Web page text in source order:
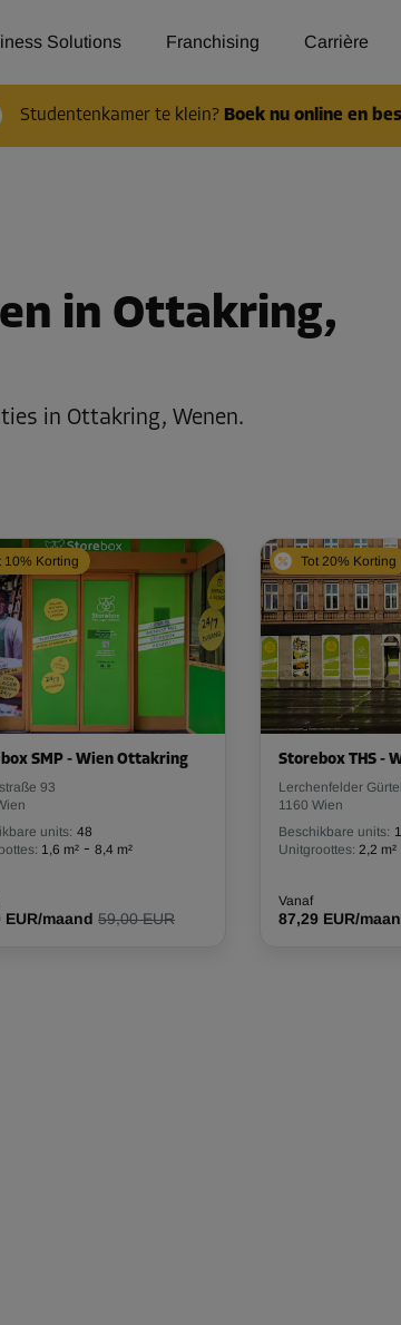
Solutions Franchising Carrière
Studentenkamer te klein? Boek nu online en
in Ottakring,
in Ottakring, Wenen.
10% Korting
SMP - Wien Ottakring
93
units: 48
1,6 m² - 8,4 m²
EUR/maand 59,00 EUR
Tot 20% Korting
Storebox THS -
Lerchenfelder
1160 Wien
Beschikbare units:
Unitgroottes: 2,2 m²
Vanaf
87,29 EUR/